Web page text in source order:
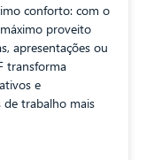
conforto: com o
proveito
apresentações ou
transforma
e
de trabalho mais